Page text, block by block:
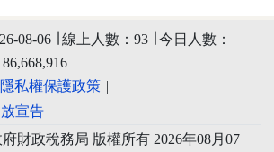
08-06 ∣ 線上人數：93 ∣ 今日人數：
隱私權保護政策 |
宣告
財政稅務局 版權所有 2026年08月07